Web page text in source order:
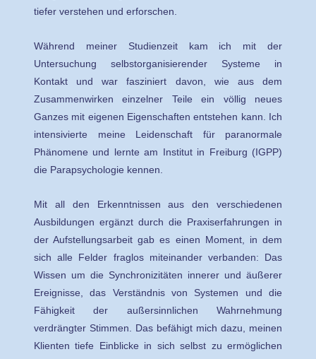
tiefer verstehen und erforschen.
Während meiner Studienzeit kam ich mit der
Untersuchung selbstorganisierender Systeme in
Kontakt und war fasziniert davon, wie aus dem
Zusammenwirken einzelner Teile ein völlig neues
Ganzes mit eigenen Eigenschaften entstehen kann. Ich
intensivierte meine Leidenschaft für paranormale
Phänomene und lernte am Institut in Freiburg (IGPP)
die Parapsychologie kennen.
Mit all den Erkenntnissen aus den verschiedenen
Ausbildungen ergänzt durch die Praxiserfahrungen in
der Aufstellungsarbeit gab es einen Moment, in dem
sich alle Felder fraglos miteinander verbanden: Das
Wissen um die Synchronizitäten innerer und äußerer
Ereignisse, das Verständnis von Systemen und die
Fähigkeit der außersinnlichen Wahrnehmung
verdrängter Stimmen. Das befähigt mich dazu, meinen
Klienten tiefe Einblicke in sich selbst zu ermöglichen